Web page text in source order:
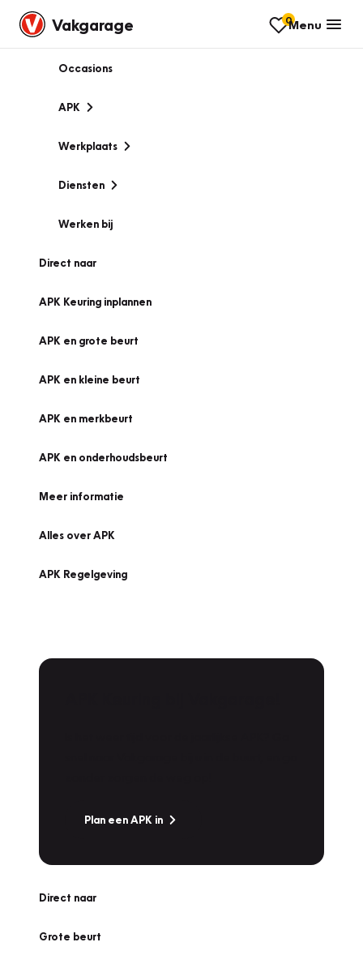
Vakgarage 0Menu
Occasions
APK
Werkplaats
Diensten
Werken bij
Direct naar
APK Keuring inplannen
APK en grote beurt
APK en kleine beurt
APK en merkbeurt
APK en onderhoudsbeurt
Meer informatie
Alles over APK
APK Regelgeving
Plan een APK in
Direct naar
Grote beurt